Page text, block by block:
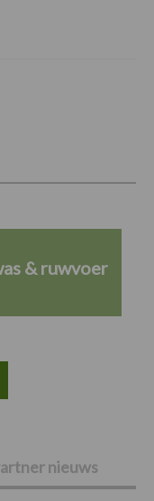
nieuws
& ruwvoer